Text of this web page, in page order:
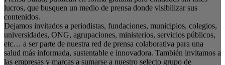
lucros, que busquen un medio de prensa donde visibilizar sus
contenidos.
Dejamos invitados a periodistas, fundaciones, municipios, colegios,
universidades, ONG, agrupaciones, ministerios, servicios públicos,
etc… a ser parte de nuestra red de prensa colaborativa para una
salud más informada, sustentable e innovadora. También invitamos a
las empresas y marcas a sumarse a nuestro selecto grupo de